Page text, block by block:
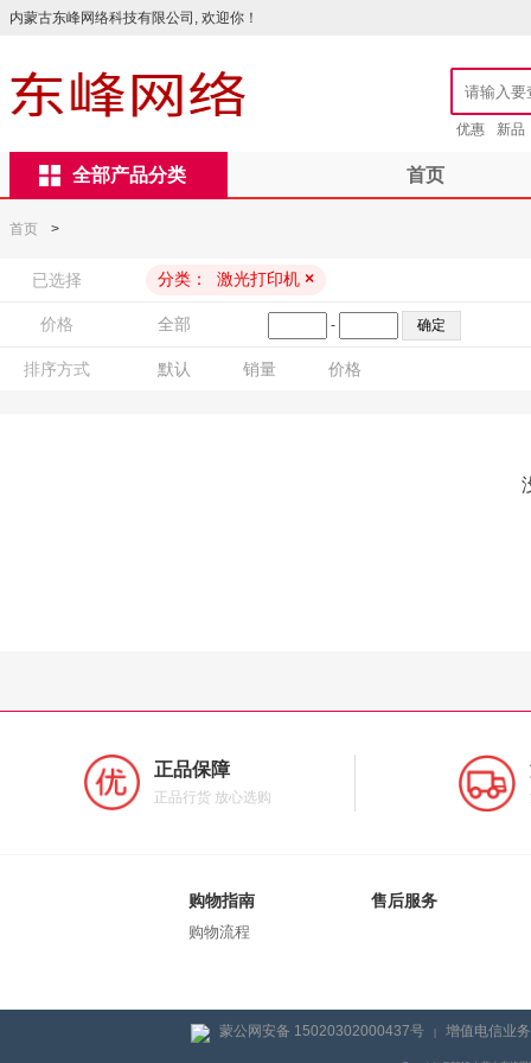
内蒙古东峰网络科技有限公司, 欢迎你！
优惠 新品
全部产品分类 首页
首页 >
已选择 分类： 激光打印机 ×
价格 全部 -
排序方式 默认 销量 价格
正品保障
正品行货 放心选购
购物指南
购物流程
售后服务
蒙公网安备 15020302000437号 | 增值电信业